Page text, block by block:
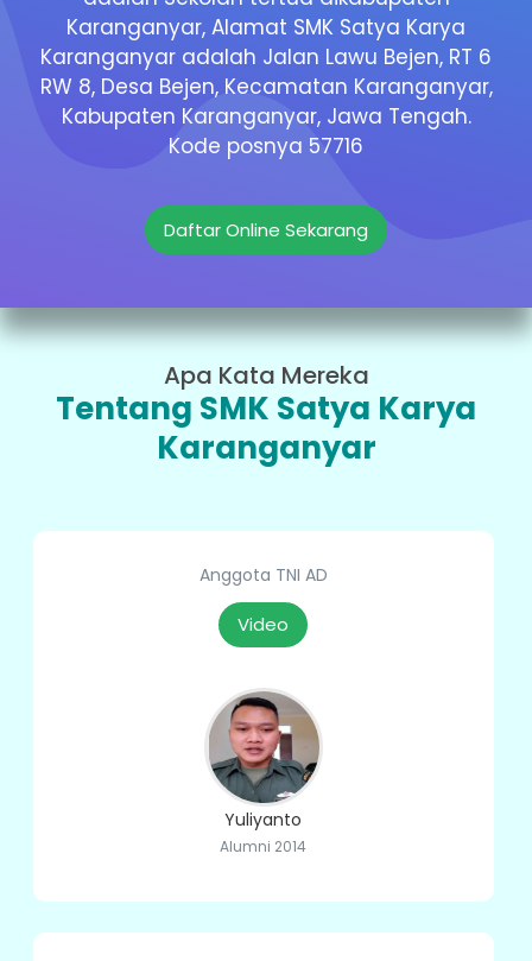
Karanganyar, Alamat SMK Satya Karya
Karanganyar adalah Jalan Lawu Bejen, RT 6
RW 8, Desa Bejen, Kecamatan Karanganyar,
Kabupaten Karanganyar, Jawa Tengah.
Kode posnya 57716
Daftar Online Sekarang
Apa Kata Mereka
Tentang SMK Satya Karya
Karanganyar
Anggota TNI AD
Video
Yuliyanto
Alumni 2014